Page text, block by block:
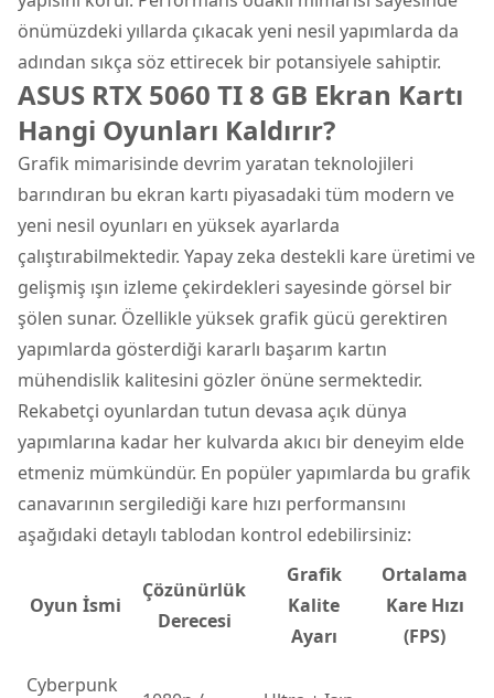
önümüzdeki yıllarda çıkacak yeni nesil yapımlarda da
adından sıkça söz ettirecek bir potansiyele sahiptir.
ASUS RTX 5060 TI 8 GB Ekran Kartı
Hangi Oyunları Kaldırır?
Grafik mimarisinde devrim yaratan teknolojileri
barındıran bu ekran kartı piyasadaki tüm modern ve
yeni nesil oyunları en yüksek ayarlarda
çalıştırabilmektedir. Yapay zeka destekli kare üretimi ve
gelişmiş ışın izleme çekirdekleri sayesinde görsel bir
şölen sunar. Özellikle yüksek grafik gücü gerektiren
yapımlarda gösterdiği kararlı başarım kartın
mühendislik kalitesini gözler önüne sermektedir.
Rekabetçi oyunlardan tutun devasa açık dünya
yapımlarına kadar her kulvarda akıcı bir deneyim elde
etmeniz mümkündür. En popüler yapımlarda bu grafik
canavarının sergilediği kare hızı performansını
aşağıdaki detaylı tablodan kontrol edebilirsiniz:
Oyun İsmi
Çözünürlük
Derecesi
Grafik
Kalite
Ayarı
Ortalama
Kare Hızı
(FPS)
Cyberpunk